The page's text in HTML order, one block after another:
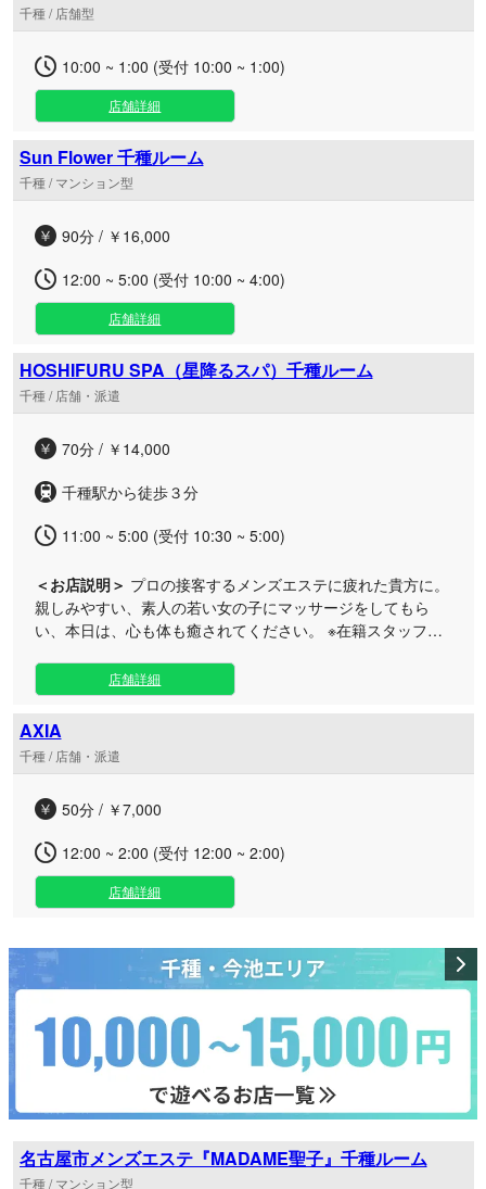
千種 / 店舗型
10:00 ~ 1:00 (受付 10:00 ~ 1:00)
店舗詳細
Sun Flower 千種ルーム
千種 / マンション型
90分 / ￥16,000
12:00 ~ 5:00 (受付 10:00 ~ 4:00)
店舗詳細
HOSHIFURU SPA（星降るスパ）千種ルーム
千種 / 店舗・派遣
70分 / ￥14,000
千種駅から徒歩３分
11:00 ~ 5:00 (受付 10:30 ~ 5:00)
＜お店説明＞ プロの接客するメンズエステに疲れた貴方に。
親しみやすい、素人の若い女の子にマッサージをしてもら
い、本日は、心も体も癒されてください。 ※在籍スタッフに
う！皆大好き、清楚系素人！ ※似た店名の店、どこかにあっ
た？！ ※伝説が蘇る。
店舗詳細
AXIA
千種 / 店舗・派遣
50分 / ￥7,000
12:00 ~ 2:00 (受付 12:00 ~ 2:00)
店舗詳細
名古屋市メンズエステ『MADAME聖子』千種ルーム
千種 / マンション型